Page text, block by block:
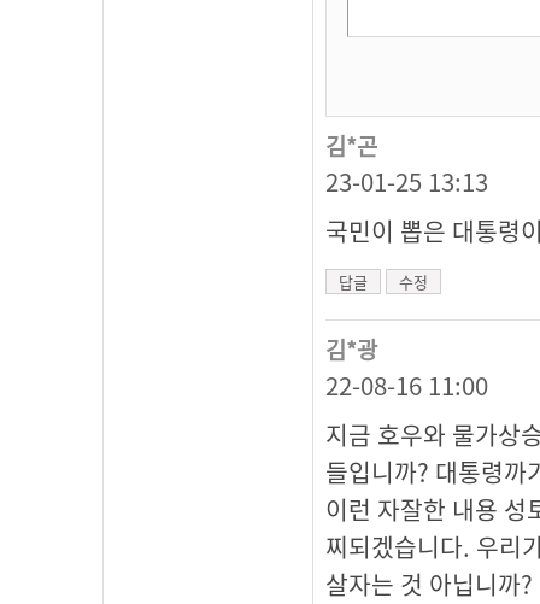
김*곤
23-01-25 13:13
국민이 뽑은 대통령
답글 수정
김*광
22-08-16 11:00
지금 호우와 물가상
들입니까? 대통령까
이런 자잘한 내용 성
찌되겠습니다. 우리
살자는 것 아닙니까?